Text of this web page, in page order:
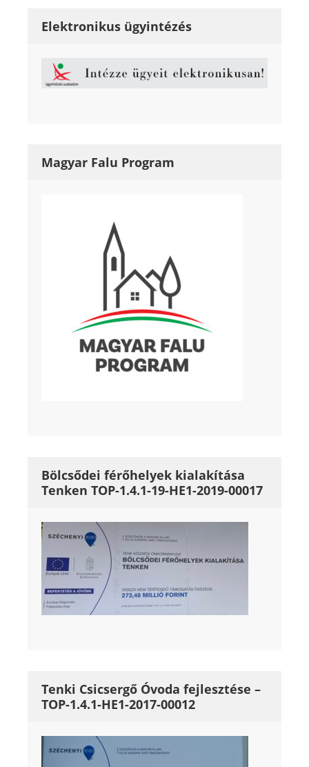
Elektronikus ügyintézés
Magyar Falu Program
Bölcsődei férőhelyek kialakítása
Tenken TOP-1.4.1-19-HE1-2019-00017
Tenki Csicsergő Óvoda fejlesztése –
TOP-1.4.1-HE1-2017-00012